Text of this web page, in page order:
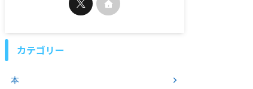
カテゴリー
本